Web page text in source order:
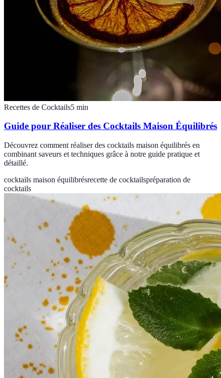
Recettes de Cocktails5 min
Guide pour Réaliser des Cocktails Maison Équilibrés
Découvrez comment réaliser des cocktails maison équilibrés en
combinant saveurs et techniques grâce à notre guide pratique et
détaillé.
cocktails maison équilibrésrecette de cocktailspréparation de
cocktails